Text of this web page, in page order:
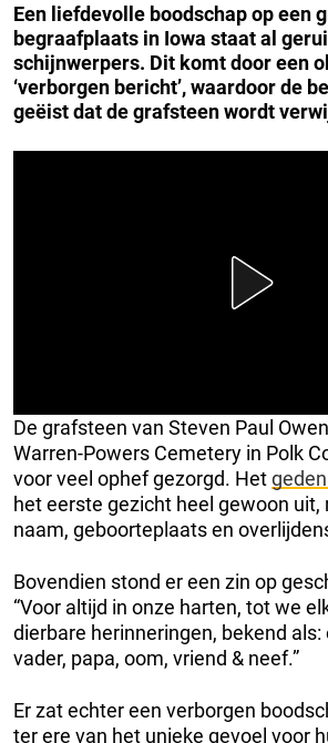
Een liefdevolle boodschap op een
begraafplaats in Iowa staat al
schijnwerpers. Dit komt door een
‘verborgen bericht’, waardoor de
geëist dat de grafsteen wordt
De grafsteen van Steven Paul
Warren-Powers Cemetery in Polk
voor veel ophef gezorgd. Het
het eerste gezicht heel gewoon uit,
naam, geboorteplaats en
Bovendien stond er een zin op
“Voor altijd in onze harten, tot we
dierbare herinneringen, bekend als:
vader, papa, oom, vriend & neef.”
Er zat echter een verborgen
ter ere van het unieke gevoel voor